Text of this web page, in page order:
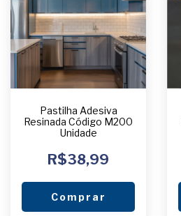
Pastilha Adesiva
Resinada Código M200
Unidade
R$38,99
Comprar